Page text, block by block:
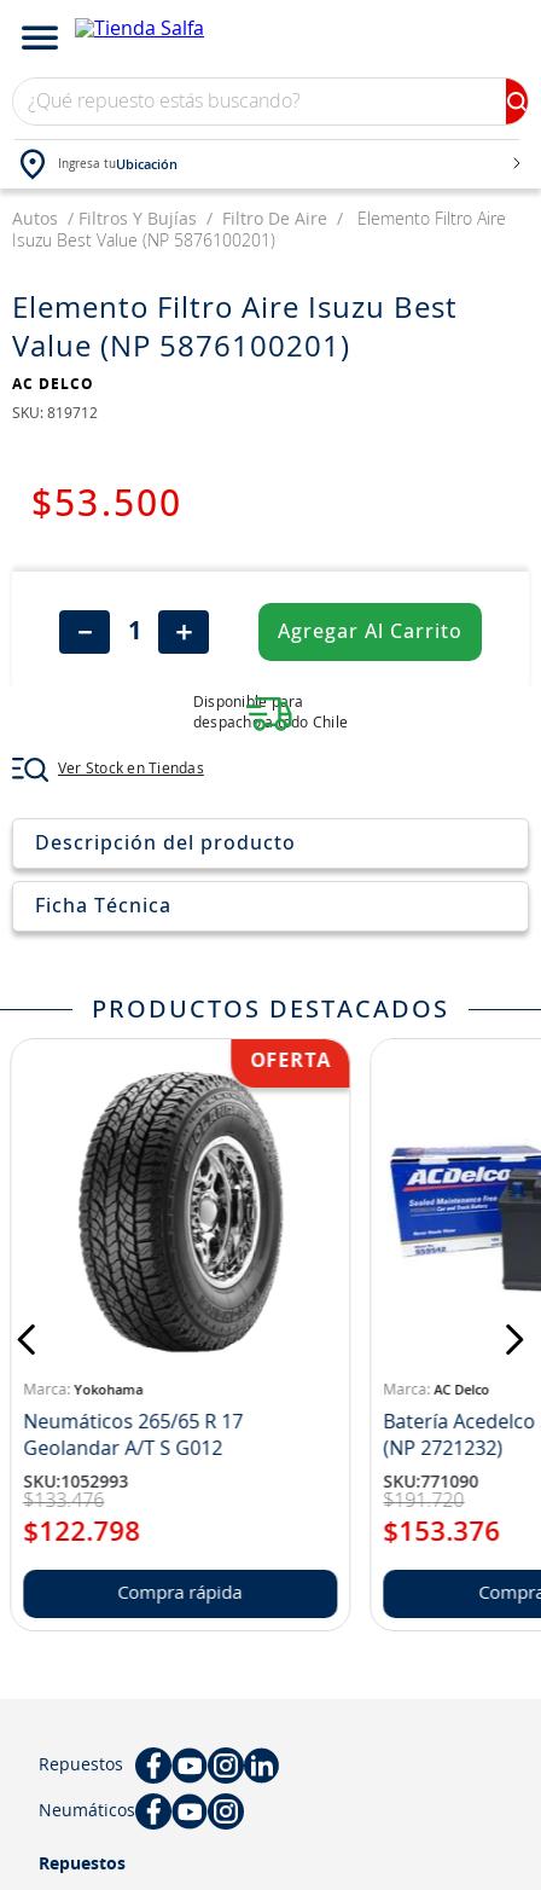
¿Qué repuesto estás buscando?
Ingresa tuUbicación
Autos Filtros Y Bujías Filtro De Aire
Elemento Filtro Aire
Isuzu Best Value (NP 5876100201)
Elemento Filtro Aire Isuzu Best
Value (NP 5876100201)
AC DELCO
: 819712
$53 .500
＋
－ Agregar Al Carrito
Disponible para
despacho a todo Chile
Ver Stock en Tiendas
Descripción del producto
Ficha Técnica
PRODUCTOS DESTACADOS
Yokohama
Neumáticos 265/65 R 17
Geolandar A/T S G012
SKU:1052993
$133.476
$122.798
Compra rápida
AC Delco
Batería Acedelco
(NP 2721232)
SKU:771090
$191.720
$153.376
Repuestos
Neumáticos
Repuestos
TÉRMINOS MÁS BUSCADOS
2.
neumáticos
3
westlake
4.
yokohama
7.
chevrolet
185